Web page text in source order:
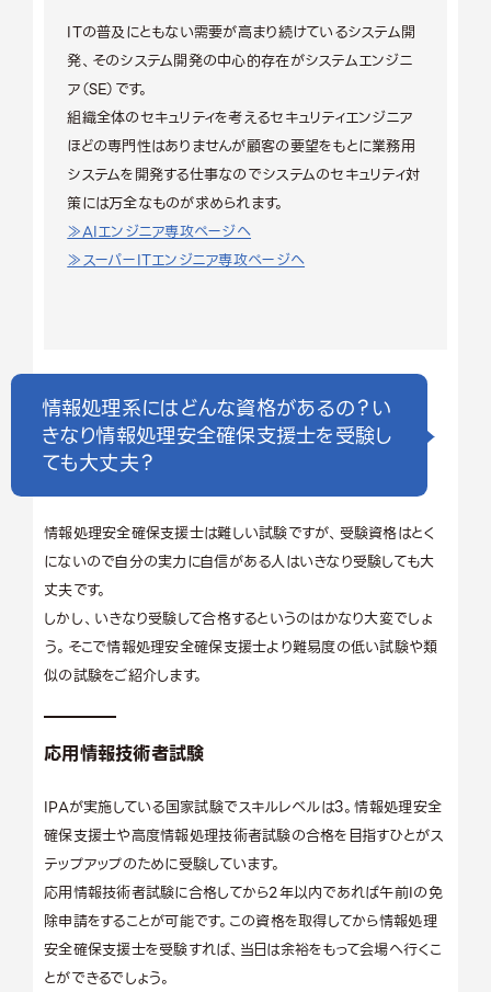
ITの普及にともない需要が高まり続けているシステム開
発、そのシステム開発の中心的存在がシステムエンジニ
ア（SE）です。
組織全体のセキュリティを考えるセキュリティエンジニア
ほどの専門性はありませんが顧客の要望をもとに業務用
システムを開発する仕事なのでシステムのセキュリティ対
策には万全なものが求められます。
≫AIエンジニア専攻ページへ
≫スーパーITエンジニア専攻ページへ
情報処理系にはどんな資格があるの？い
きなり情報処理安全確保支援士を受験し
ても大丈夫？
情報処理安全確保支援士は難しい試験ですが、受験資格はとく
にないので自分の実力に自信がある人はいきなり受験しても大
丈夫です。
しかし、いきなり受験して合格するというのはかなり大変でしょ
う。そこで情報処理安全確保支援士より難易度の低い試験や類
似の試験をご紹介します。
応用情報技術者試験
IPAが実施している国家試験でスキルレベルは3。情報処理安全
確保支援士や高度情報処理技術者試験の合格を目指すひとがス
テップアップのために受験しています。
応用情報技術者試験に合格してから2年以内であれば午前Iの免
除申請をすることが可能です。この資格を取得してから情報処理
安全確保支援士を受験すれば、当日は余裕をもって会場へ行くこ
とができるでしょう。